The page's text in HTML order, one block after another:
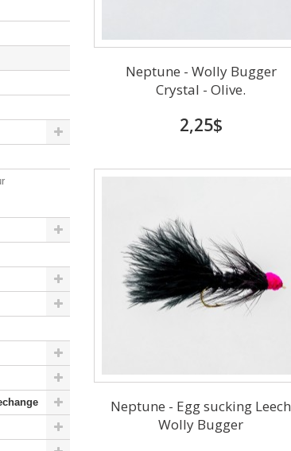
Neptune - Wolly Bugger
Crystal - Olive.
2,25$
Neptune - Egg sucking Leech
Wolly Bugger